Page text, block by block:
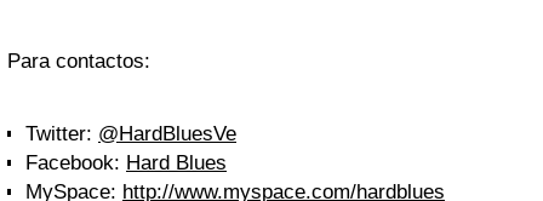
Para contactos:
Twitter: @HardBluesVe
Facebook: Hard Blues
MySpace: http://www.myspace.com/hardblues